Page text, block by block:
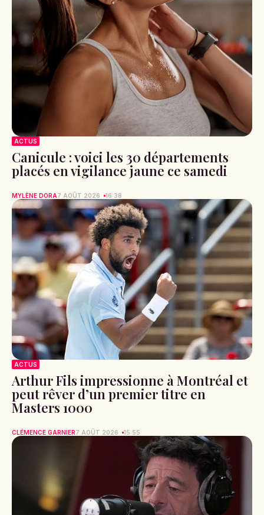
ACTUS
Canicule : voici les 30 départements
placés en vigilance jaune ce samedi
MYLÈNE DORA7 AOÛT 2026 16:38
ACTUS
Arthur Fils impressionne à Montréal et
peut rêver d’un premier titre en
Masters 1000
CLÉMENCE GARNIER7 AOÛT 2026 15:55